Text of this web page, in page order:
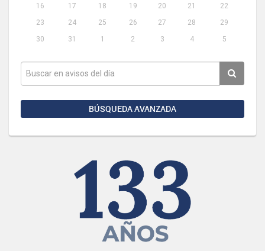
16
17 18 19 20 21
22
23
24 25 26 27 28
29
30
31 1 2 3 4 5
BÚSQUEDA AVANZADA